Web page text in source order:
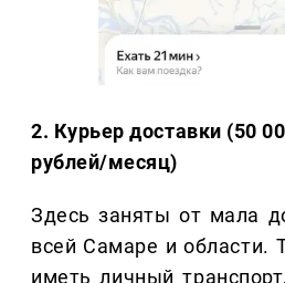
2. Курьер доставки (50
рублей/месяц)
Здесь заняты от мала
всей Самаре и области.
иметь личный